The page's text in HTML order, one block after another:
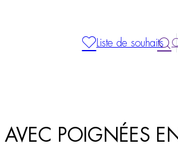
Liste de souhaits
POIGNÉES